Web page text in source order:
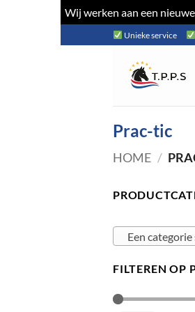
Wij werken aan een
naar
Unieke service
Prac-tic
HOME /
Een
FILTEREN OP